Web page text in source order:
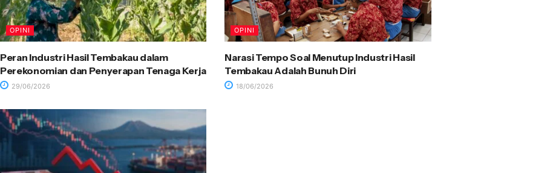
OPINI
Peran Industri Hasil Tembakau dalam
Perekonomian dan Penyerapan Tenaga Kerja
29/06/2026
OPINI
Narasi Tempo Soal Menutup Industri Hasil
Tembakau Adalah Bunuh Diri
18/06/2026